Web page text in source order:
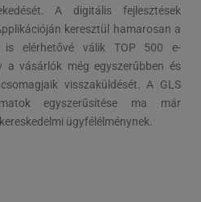
A digitális fejlesztések
keresztül hamarosan a
is elérhetővé válik TOP 500 e-
a vásárlók még egyszerűbben és
visszaküldését. A GLS
egyszerűsítése ma már
ügyfélélménynek.